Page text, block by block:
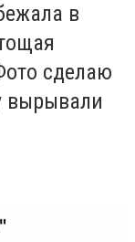
в
сделаю
вырывали